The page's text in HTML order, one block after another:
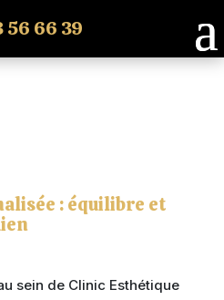
56 66 39
: équilibre et
sein de Clinic Esthétique